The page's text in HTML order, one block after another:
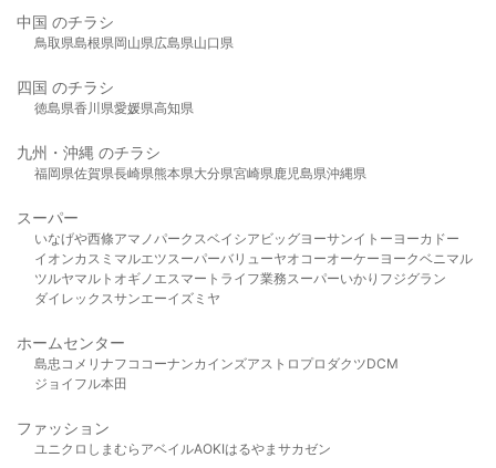
中国 のチラシ
鳥取県島根県岡山県広島県山口県
四国 のチラシ
徳島県香川県愛媛県高知県
九州・沖縄 のチラシ
福岡県佐賀県長崎県熊本県大分県宮崎県鹿児島県沖縄県
スーパー
いなげや西條アマノパークスベイシア ビッグヨーサンイトーヨーカドー
イオンカスミ マルエツスーパーバリューヤオコーオーケー ヨークベニマル
ツルヤマルト オギノ エスマート ライフ業務スーパーいかり フジグラン
ダイレックスサンエーイズミヤ
ホームセンター
島忠 コメリ ナフコ コーナンカインズアストロプロダクツDCM
ジョイフル本田
ファッション
ユニクロ しまむら アベイルAOKIはるやま サカゼン